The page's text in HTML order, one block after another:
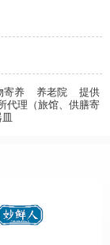
寄养 养老院
提供
代理（旅馆、供膳寄